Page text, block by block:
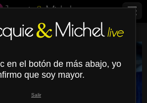
jóvenes Michanelle
en el botón de más abajo, yo
que soy mayor.
Salir